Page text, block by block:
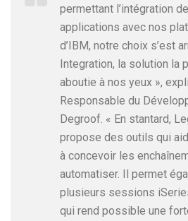
permettant l’intégration
applications avec nos
d’IBM, notre choix s’est
Integration, la solution la
aboutie à nos yeux »,
Responsable du
Degroof. « En stantard,
propose des outils qui
à concevoir les
automatiser. Il permet
plusieurs sessions
qui rend possible une